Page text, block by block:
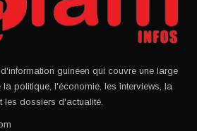
guinéen qui couvre une large
politique, l'économie, les interviews, la
les dossiers d'actualité.